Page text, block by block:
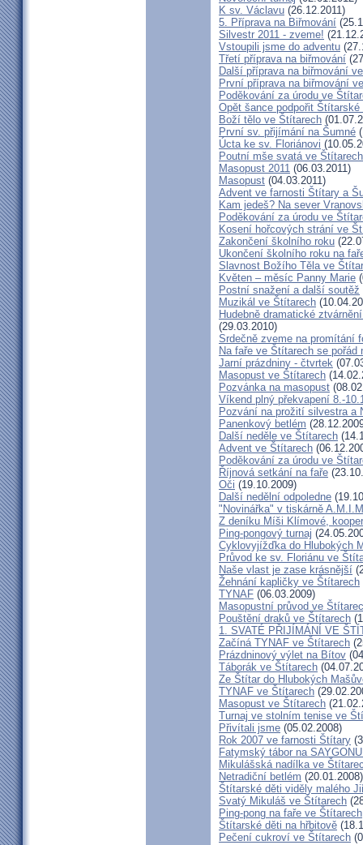
K sv. Václavu (26.12.2011)
5. Příprava na Biřmování
Silvestr 2011 - zveme!
Vstoupili jsme do adventu
Třetí příprava na biřmování
Další příprava na biřmování
První příprava na biřmování
Poděkování za úrodu ve
Opět šance podpořit Štítarské
Boží tělo ve Štítarech
První sv. přijímání na Šumné
Úcta ke sv. Floriánovi
Poutní mše svatá ve
Masopust 2011 (06.03.2011)
Masopust (04.03.2011)
Advent ve farnosti Štítary a
Kam jedeš? Na sever
Poděkování za úrodu ve
Kosení hořcových strání ve
Zakončení školního roku
Ukončení školního roku na
Slavnost Božího Těla ve
Květen – měsíc Panny Marie
Postní snažení a další soutěž
Muzikál ve Štítarech
Hudebně dramatické
(29.03.2010)
Srdečně zveme na promítání
Na faře ve Štítarech se pořád
Jarní prázdniny - čtvrtek
Masopust ve Štítarech
Pozvánka na masopust
Víkend plný překvapení 8.-
Pozvání na prožití silvestra a
Panenkový betlém
Další neděle ve Štítarech
Advent ve Štítarech
Poděkování za úrodu ve
Říjnová setkání na faře
Oči (19.10.2009)
Další nedělní odpoledne
"Novinářka" v tiskárně
Z deníku Míši Klímové,
Ping-pongový turnaj
Cyklovyjížďka do Hlubokých
Průvod ke sv. Floriánu ve
Naše vlast je zase krásnější
Žehnání kapličky ve Štítarech
TYNAF (06.03.2009)
Masopustní průvod ve
Pouštění draků ve Štítarech
1. SVATÉ PŘIJÍMÁNÍ VE
Začíná TYNAF ve Štítarech
Prázdninový výlet na Bítov
Táborák ve Štítarech
Ze Štítar do Hlubokých
TYNAF ve Štítarech
Masopust ve Štítarech
Turnaj ve stolním tenise ve
Přivítali jsme (05.02.2008)
Rok 2007 ve farnosti Štítary
Fatymský tábor na
Mikulášská nadílka ve
Netradiční betlém (20.01.2008)
Štítarské děti viděly malého
Svatý Mikuláš ve Štítarech
Ping-pong na faře ve Štítarech
Štítarské děti na hřbitově
Pečení cukroví ve Štítarech